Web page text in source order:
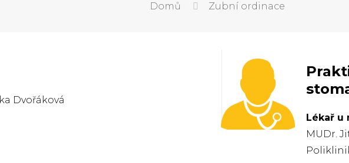
Domů Zubní ordinace
Dvořáková
Lékař u
MUDr.